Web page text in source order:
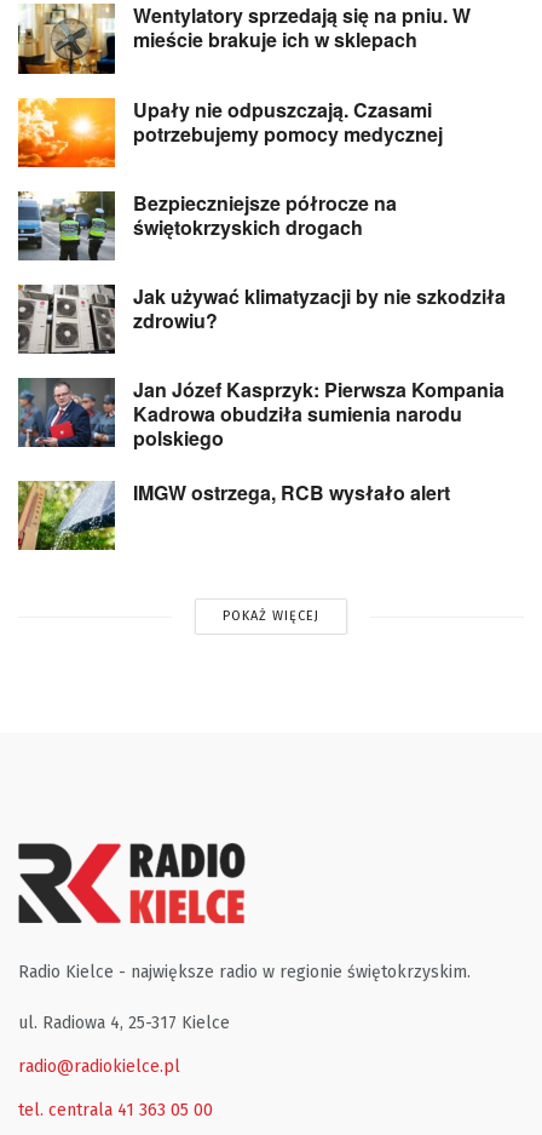
Wentylatory sprzedają się na pniu. W
mieście brakuje ich w sklepach
Upały nie odpuszczają. Czasami
potrzebujemy pomocy medycznej
Bezpieczniejsze półrocze na
świętokrzyskich drogach
Jak używać klimatyzacji by nie szkodziła
zdrowiu?
Jan Józef Kasprzyk: Pierwsza Kompania
Kadrowa obudziła sumienia narodu
polskiego
IMGW ostrzega, RCB wysłało alert
POKAŻ WIĘCEJ
Radio Kielce - największe radio w regionie świętokrzyskim.
ul. Radiowa 4, 25-317 Kielce
radio@radiokielce.pl
tel. centrala 41 363 05 00